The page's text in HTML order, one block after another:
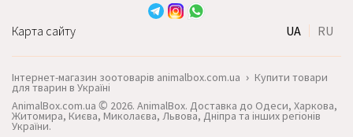
Карта сайту UA RU
Інтернет-магазин зоотоварів animalbox.com.ua › Купити товари
для тварин в Україні
AnimalBox.com.ua © 2026. AnimalBox. Доставка до Одеси, Харкова,
Житомира, Києва, Миколаєва, Львова, Дніпра та інших регіонів
України.